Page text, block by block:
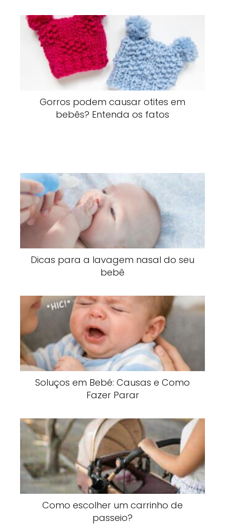
Gorros podem causar otites em
bebês? Entenda os fatos
Dicas para a lavagem nasal do seu
bebê
Soluços em Bebé: Causas e Como
Fazer Parar
Como escolher um carrinho de
passeio?